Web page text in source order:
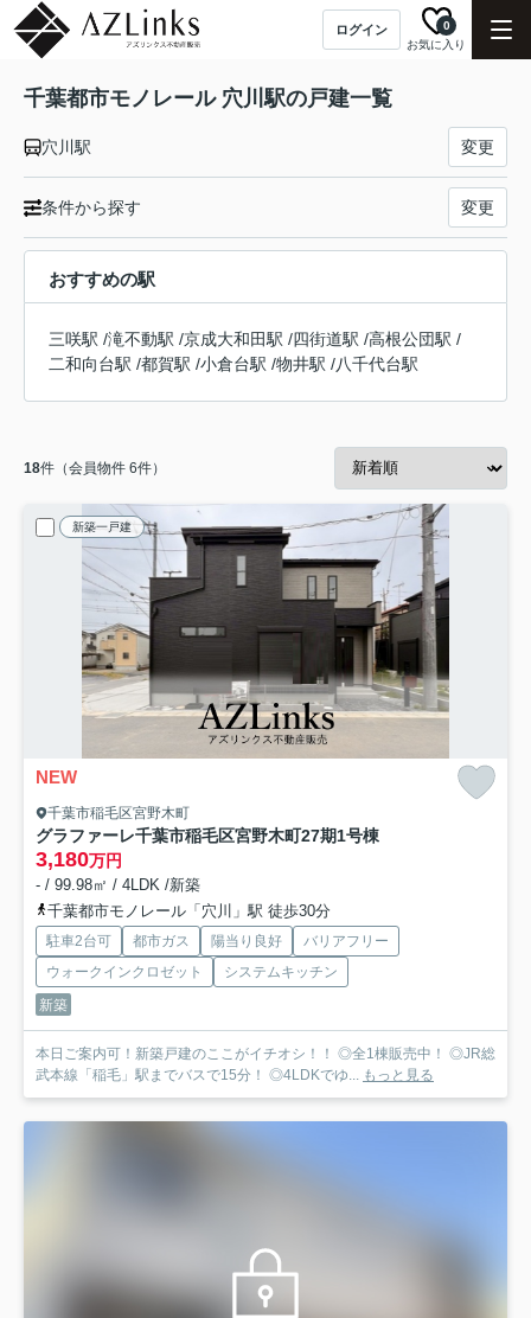
ログイン
お気に入り
0
千葉都市モノレール 穴川駅の戸建一覧
穴川駅 変更
条件から探す 変更
おすすめの駅
三咲駅 /滝不動駅 /京成大和田駅 /四街道駅 /高根公団駅 /
二和向台駅 /都賀駅 /小倉台駅 /物井駅 /八千代台駅
18件（会員物件 6件）
新築一戸建
NEW
千葉市稲毛区宮野木町
グラファーレ千葉市稲毛区宮野木町27期1号棟
3,180万円
- / 99.98㎡ / 4LDK /新築
千葉都市モノレール「穴川」駅 徒歩30分
駐車2台可 都市ガス 陽当り良好
バリアフリー
ウォークインクロゼット
システムキッチン
新築
本日ご案内可！新築戸建のここがイチオシ！！ ◎全1棟販売中！ ◎JR総
武本線「稲毛」駅までバスで15分！ ◎4LDKでゆ... もっと見る